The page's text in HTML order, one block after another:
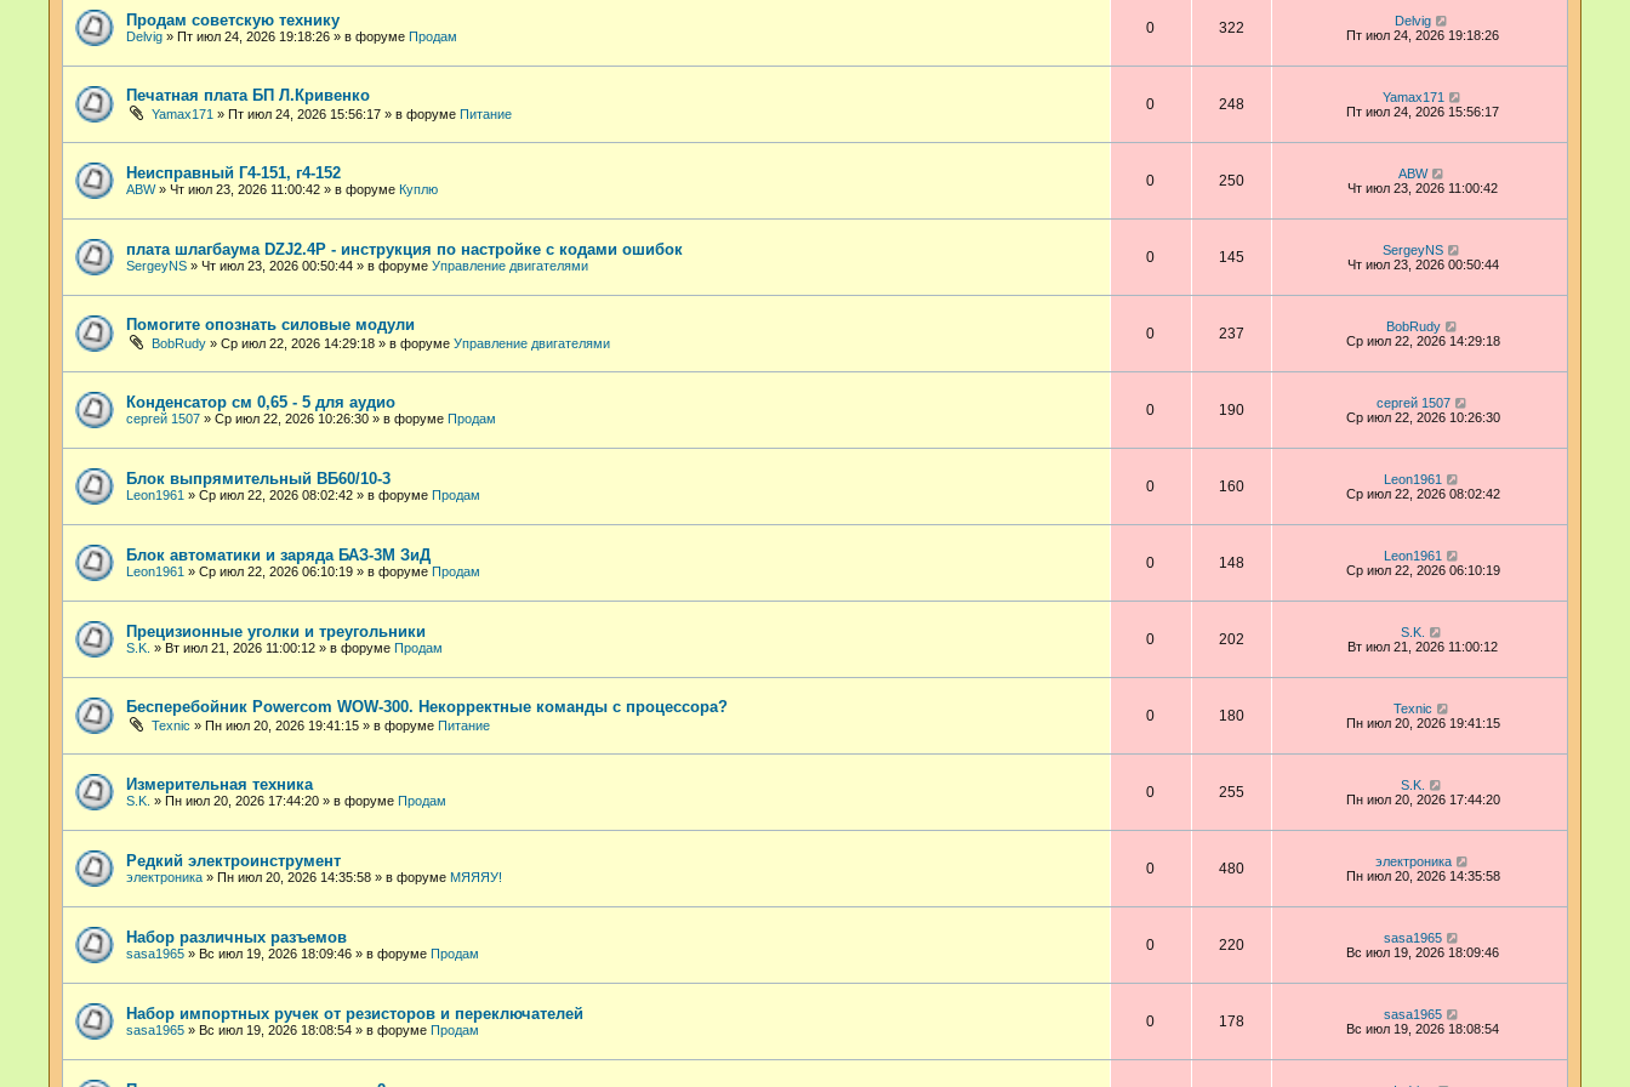
Продам советскую технику
Delvig » Пт июл 24, 2026 19:18:26 » в форуме Продам
0 322
Delvig
Пт июл 24, 2026 19:18:26
Печатная плата БП Л.Кривенко
Yamax171 » Пт июл 24, 2026 15:56:17 » в форуме Питание
0 248
Yamax171
Пт июл 24, 2026 15:56:17
Неисправный Г4-151, г4-152
ABW» Чт июл 23, 2026 11:00:42 » в форуме Куплю
0 250
ABW
Чт июл 23, 2026 11:00:42
плата шлагбаума DZJ2.4P - инструкция по настройке с кодами ошибок
SergeyNS » Чт июл 23, 2026 00:50:44 » в форуме Управление двигателями
0 145
SergeyNS
Чт июл 23, 2026 00:50:44
Помогите опознать силовые модули
BobRudy » Ср июл 22, 2026 14:29:18 » в форуме Управление двигателями
0 237
BobRudy
Ср июл 22, 2026 14:29:18
Конденсатор см 0,65 - 5 для аудио
сергей 1507 » Ср июл 22, 2026 10:26:30 » в форуме Продам
0 190
сергей 1507
Ср июл 22, 2026 10:26:30
Блок выпрямительный ВБ60/10-3
Leon1961 » Ср июл 22, 2026 08:02:42 » в форуме Продам
0 160
Leon1961
Ср июл 22, 2026 08:02:42
Блок автоматики и заряда БАЗ-3М ЗиД
Leon1961 » Ср июл 22, 2026 06:10:19 » в форуме Продам
0 148
Leon1961
Ср июл 22, 2026 06:10:19
Прецизионные уголки и треугольники
S.K. » Вт июл 21, 2026 11:00:12 » в форуме Продам
0 202
S.K.
Вт июл 21, 2026 11:00:12
Бесперебойник Powercom WOW-300. Некорректные команды с процессора?
Техnic » Пн июл 20, 2026 19:41:15 » в форуме Питание
0 180
Техnic
Пн июл 20, 2026 19:41:15
Измерительная техника
S.K. » Пн июл 20, 2026 17:44:20 » в форуме Продам
0 255
S.K.
Пн июл 20, 2026 17:44:20
Редкий электроинструмент
электроника » Пн июл 20, 2026 14:35:58 » в форуме МЯЯЯУ!
0 480
электроника
Пн июл 20, 2026 14:35:58
Набор различных разъемов
sasa1965 » Вс июл 19, 2026 18:09:46 » в форуме Продам
0 220
sasa1965
Вс июл 19, 2026 18:09:46
Набор импортных ручек от резисторов и переключателей
sasa1965 » Вс июл 19, 2026 18:08:54 » в форуме Продам
0 178
sasa1965
Вс июл 19, 2026 18:08:54